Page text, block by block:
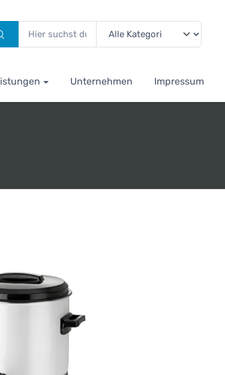
Unternehmen Impressum